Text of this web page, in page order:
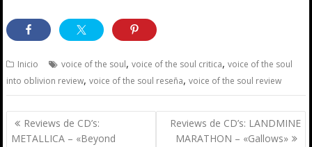
Inicio voice of the soul,voice of the soul critica,voice of the soul
into oblivion review,voice of the soul reseña,voice of the soul review
Navegación
de
Reviews de CD’s:
METALLICA – «Beyond
Reviews de CD’s: LANDMINE
MARATHON – «Gallows»